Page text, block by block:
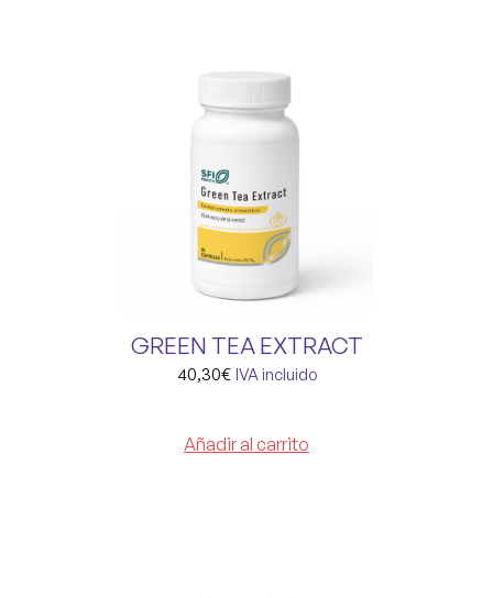
GREEN TEA EXTRACT
40,30€ IVA incluido
Añadir al carrito